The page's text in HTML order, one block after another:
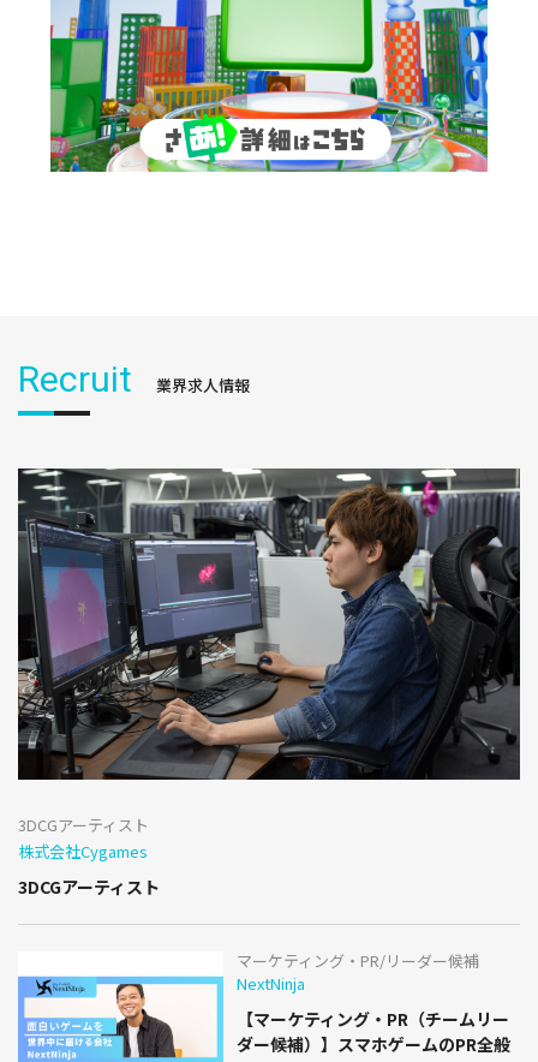
Recruit 業界求人情報
3DCGアーティスト
株式会社Cygames
3DCGアーティスト
マーケティング・PR/リーダー候補
NextNinja
【マーケティング・PR（チームリー
ダー候補）】スマホゲームのPR全般